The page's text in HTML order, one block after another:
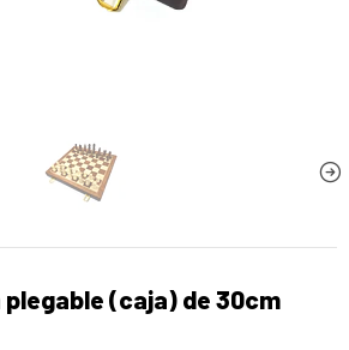
(caja) de 30cm